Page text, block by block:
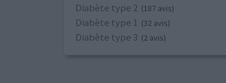
Diabète type 2 (187 avis)
Diabète type 1 (32 avis)
Diabète type 3 (2 avis)